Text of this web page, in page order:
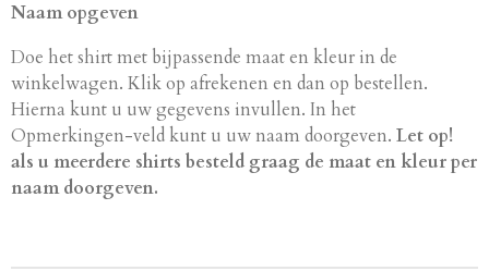
Naam opgeven
Doe het shirt met bijpassende maat en kleur in de
winkelwagen. Klik op afrekenen en dan op bestellen.
Hierna kunt u uw gegevens invullen. In het
Opmerkingen-veld kunt u uw naam doorgeven. Let op!
als u meerdere shirts besteld graag de maat en kleur per
naam doorgeven.